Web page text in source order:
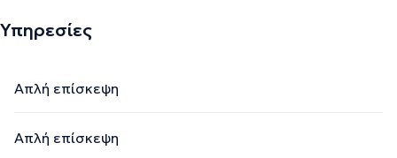
Υπηρεσίες
Απλή επίσκεψη
Απλή επίσκεψη